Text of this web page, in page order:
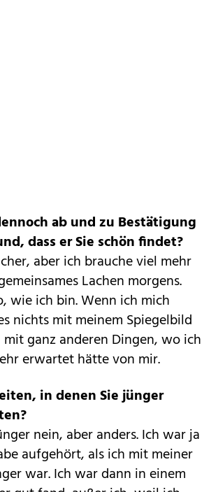
ab und zu Bestätigung
dass er Sie schön findet?
aber ich brauche viel mehr
Lachen morgens.
wie ich bin. Wenn ich mich
nichts mit meinem Spiegelbild
ganz anderen Dingen, wo ich
erwartet hätte von mir.
in denen Sie jünger
nein, aber anders. Ich war ja
aufgehört, als ich mit meiner
war. Ich war dann in einem